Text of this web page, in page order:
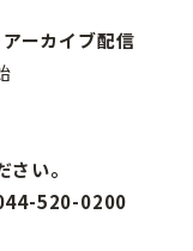
ーカイブ配信
い。
520-0200